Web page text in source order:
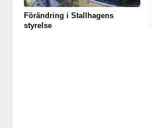
Förändring i Stallhagens
styrelse